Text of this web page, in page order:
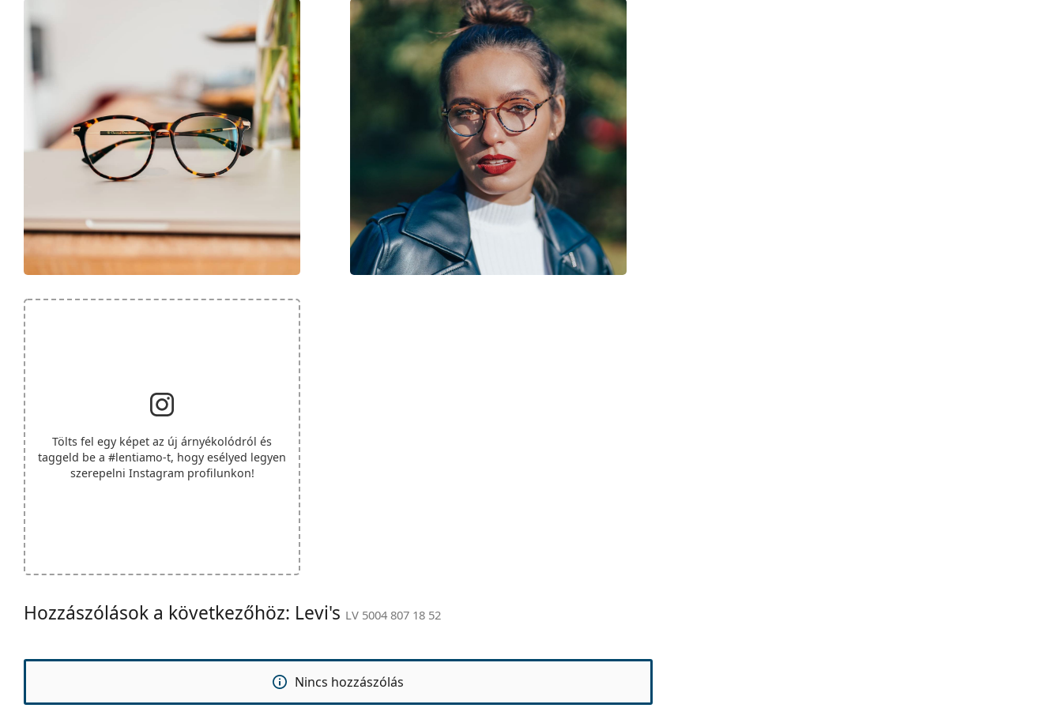
Tölts fel egy képet az új árnyékolódról és
taggeld be a #lentiamo-t, hogy esélyed legyen
szerepelni Instagram profilunkon!
Hozzászólások a következőhöz: Levi's LV 5004 807 18 52
Nincs hozzászólás